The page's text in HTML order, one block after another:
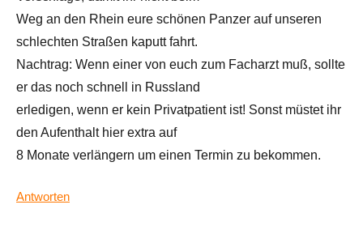
Weg an den Rhein eure schönen Panzer auf unseren
schlechten Straßen kaputt fahrt.
Nachtrag: Wenn einer von euch zum Facharzt muß, sollte
er das noch schnell in Russland
erledigen, wenn er kein Privatpatient ist! Sonst müstet ihr
den Aufenthalt hier extra auf
8 Monate verlängern um einen Termin zu bekommen.
Antworten